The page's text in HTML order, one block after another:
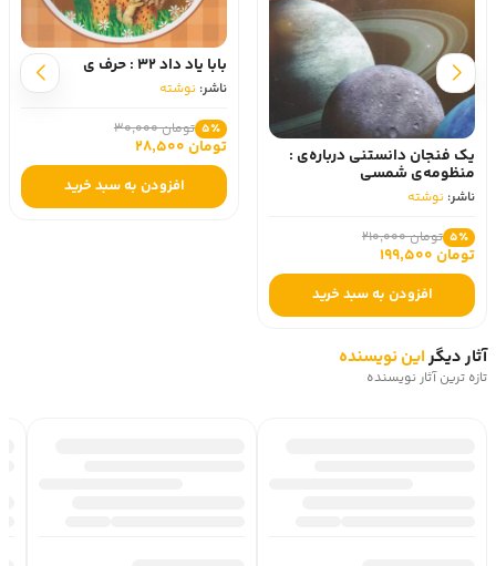
یک فنجان دانستنی درباره‌ی :
منظومه‌ی شمسی
ناشر: نوشته
5٪ تومان 210,000
تومان 199,500
افزودن به سبد خرید
بابا یاد داد 32 : حرف ی
ناشر: نوشته
5٪ تومان 30,000
تومان 28,500
افزودن به سبد خرید
آثار دیگراین نویسنده
تازه ترین آثار نویسنده